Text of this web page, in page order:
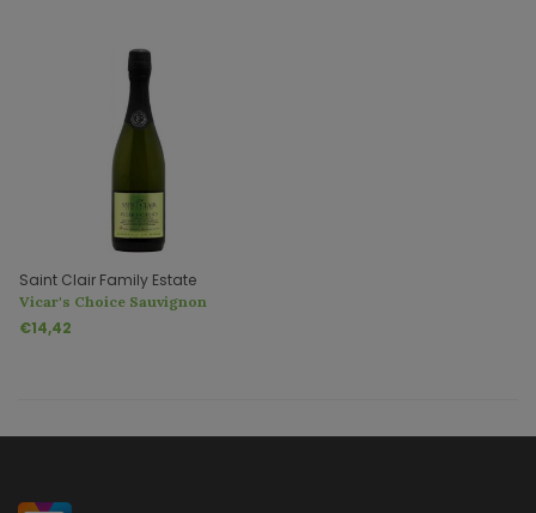
Saint Clair Family Estate
Vicar's Choice Sauvignon
Bubbles
€14,42